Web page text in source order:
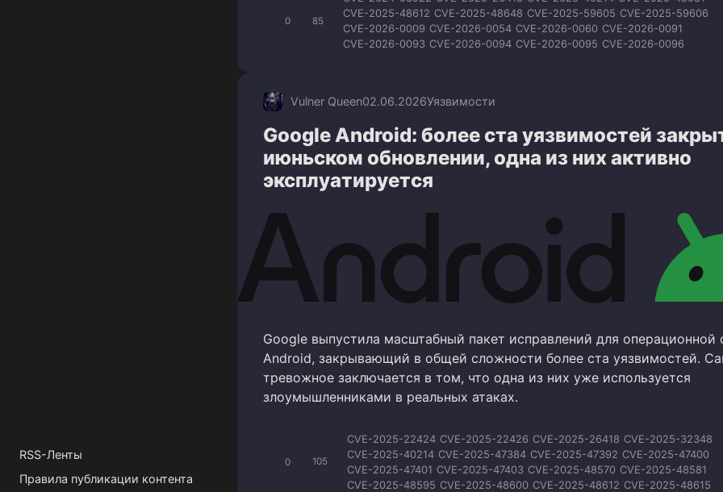
0 85
CVE-2025-48612 CVE-2025-48648 CVE-2025-59605 CVE-2025-59606
CVE-2026-0009 CVE-2026-0054 CVE-2026-0060 CVE-2026-0091
CVE-2026-0093 CVE-2026-0094 CVE-2026-0095 CVE-2026-0096
CVE-2026-21028 CVE-2026-21029
CVE-2026-23788 CVE-2026-23789 CVE-2026-23790 CVE-2026-23791
CVE-2026-23793
CVE-2026-25276 CVE-2026-25277
CVE-2026-28573
CVE-2026-28574 CVE-2026-28577 CVE-2026-28578 CVE-2026-28580
CVE-2026-28581
CVE-2026-33968 CVE-2026-33970
Vulner Queen02.06.2026Уязвимости
Google Android: более ста уязвимостей
июньском обновлении, одна из них активно
эксплуатируется
Google выпустила масштабный пакет исправлений для операционной
Android, закрывающий в общей сложности более ста уязвимостей.
тревожное заключается в том, что одна из них уже используется
злоумышленниками в реальных атаках.
0 105
CVE-2025-22424 CVE-2025-22426 CVE-2025-26418 CVE-2025-32348
CVE-2025-40214 CVE-2025-47384 CVE-2025-47392 CVE-2025-47400
CVE-2025-47401 CVE-2025-47403 CVE-2025-48570 CVE-2025-48581
CVE-2025-48595 CVE-2025-48600 CVE-2025-48612 CVE-2025-48615
RSS-Ленты
Правила публикации контента